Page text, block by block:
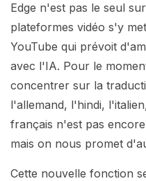
Edge n'est pas le seul
plateformes vidéo s'y
YouTube qui prévoit
avec l'IA. Pour le
concentrer sur la
l'allemand, l'hindi,
français n'est pas
mais on nous promet
Cette nouvelle fonction